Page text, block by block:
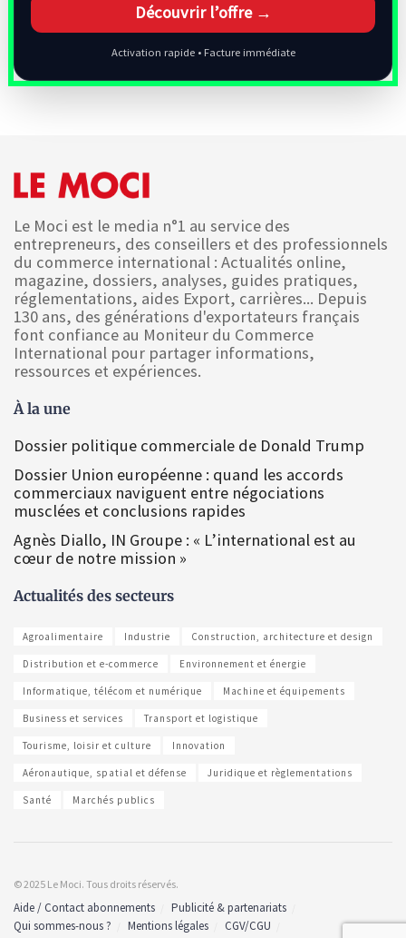
Découvrir l’offre →
Activation rapide • Facture immédiate
Le Moci est le media n°1 au service des
entrepreneurs, des conseillers et des professionnels
du commerce international : Actualités online,
magazine, dossiers, analyses, guides pratiques,
réglementations, aides Export, carrières... Depuis
130 ans, des générations d'exportateurs français
font confiance au Moniteur du Commerce
International pour partager informations,
ressources et expériences.
À la une
Dossier politique commerciale de Donald Trump
Dossier Union européenne : quand les accords
commerciaux naviguent entre négociations
musclées et conclusions rapides
Agnès Diallo, IN Groupe : « L’international est au
cœur de notre mission »
Actualités des secteurs
Agroalimentaire Industrie Construction, architecture et design
Distribution et e-commerce Environnement et énergie
Informatique, télécom et numérique Machine et équipements
Business et services Transport et logistique
Tourisme, loisir et culture Innovation
Aéronautique, spatial et défense Juridique et règlementations
Santé Marchés publics
© 2025 Le Moci. Tous droits réservés.
Aide / Contact abonnements
Publicité & partenariats
Qui sommes-nous ?
Mentions légales
CGV/CGU